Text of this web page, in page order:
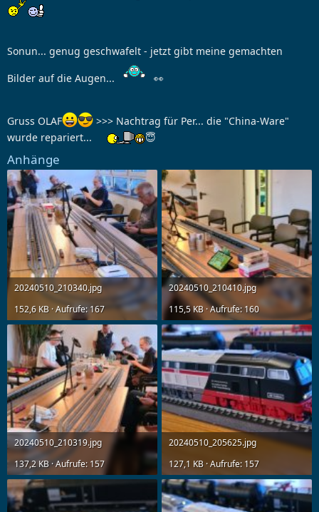
Sonun... genug geschwafelt - jetzt gibt meine gemachten
Bilder auf die Augen...
👀
Gruss OLAF
>>> Nachtrag für Per... die "China-Ware"
wurde repariert...
😇
Anhänge
20240510_210340.jpg
152,6 KB · Aufrufe: 167
20240510_210410.jpg
115,5 KB · Aufrufe: 160
20240510_210319.jpg
137,2 KB · Aufrufe: 157
20240510_205625.jpg
127,1 KB · Aufrufe: 157